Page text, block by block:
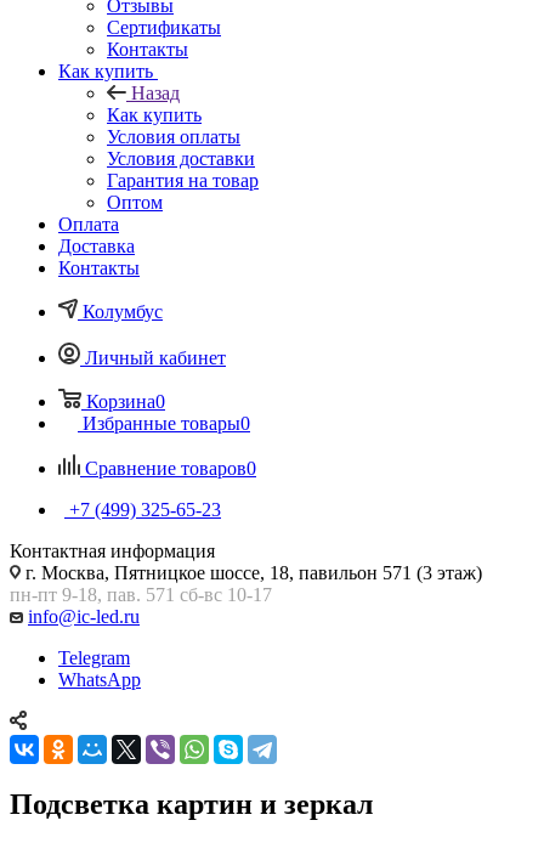
Отзывы
Сертификаты
Контакты
Как купить
Назад
Как купить
Условия оплаты
Условия доставки
Гарантия на товар
Оптом
Оплата
Доставка
Контакты
Колумбус
Личный кабинет
Корзина0
Избранные товары0
Сравнение товаров0
+7 (499) 325-65-23
Контактная информация
г. Москва, Пятницкое шоссе, 18, павильон 571 (3 этаж)
пн-пт 9-18, пав. 571 сб-вс 10-17
info@ic-led.ru
Telegram
WhatsApp
Подсветка картин и зеркал